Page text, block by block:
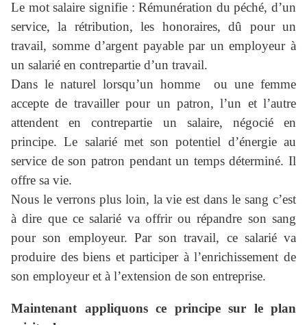
Le mot salaire signifie : Rémunération du péché, d’un
service, la rétribution, les honoraires, dû pour un
travail, somme d’argent payable par un employeur à
un salarié en contrepartie d’un travail.
Dans le naturel lorsqu’un homme ou une femme
accepte de travailler pour un patron, l’un et l’autre
attendent en contrepartie un salaire, négocié en
principe. Le salarié met son potentiel d’énergie au
service de son patron pendant un temps déterminé. Il
offre sa vie.
Nous le verrons plus loin, la vie est dans le sang c’est
à dire que ce salarié va offrir ou répandre son sang
pour son employeur. Par son travail, ce salarié va
produire des biens et participer à l’enrichissement de
son employeur et à l’extension de son entreprise.
Maintenant appliquons ce principe sur le plan